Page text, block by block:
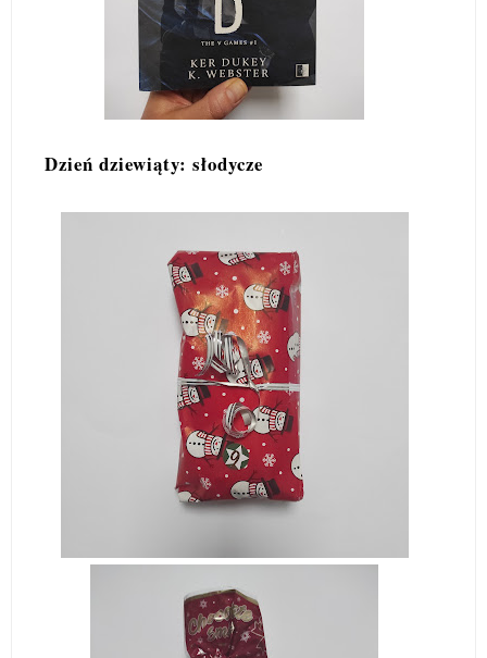
Dzień dziewiąty: słodycze